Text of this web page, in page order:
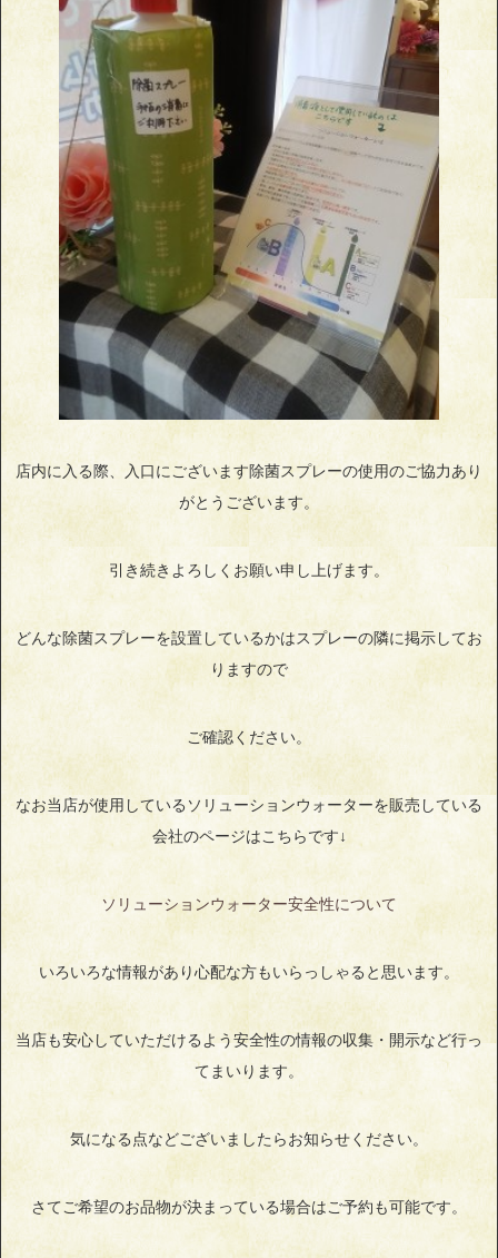
店内に入る際、入口にございます除菌スプレーの使用のご協力あり
がとうございます。
引き続きよろしくお願い申し上げます。
どんな除菌スプレーを設置しているかはスプレーの隣に掲示してお
りますので
ご確認ください。
なお当店が使用しているソリューションウォーターを販売している
会社のページはこちらです↓
ソリューションウォーター安全性について
いろいろな情報があり心配な方もいらっしゃると思います。
当店も安心していただけるよう安全性の情報の収集・開示など行っ
てまいります。
気になる点などございましたらお知らせください。
さてご希望のお品物が決まっている場合はご予約も可能です。